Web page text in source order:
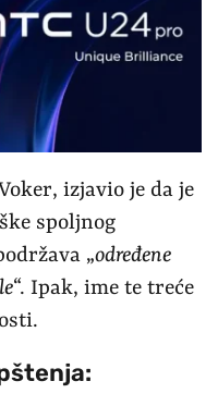
izjavio je da je
spoljnog
„određene
“. Ipak, ime te treće